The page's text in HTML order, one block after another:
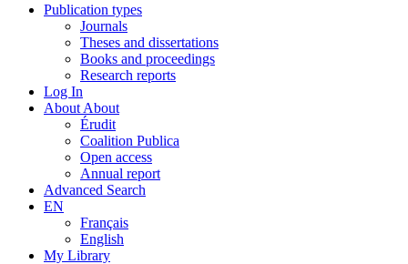
Publication types
Journals
Theses and dissertations
Books and proceedings
Research reports
Log In
About About
Érudit
Coalition Publica
Open access
Annual report
Advanced Search
EN
Français
English
My Library